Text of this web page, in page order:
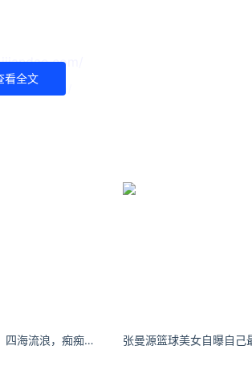
看全文
白银81：空空荡荡，四海流浪，痴痴狂狂，为爱断肠。